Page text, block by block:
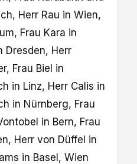
Herr Rau in Wien,
Frau Kara in
Dresden, Herr
Frau Biel in
in Linz, Herr Calis in
in Nürnberg, Frau
in Bern, Frau
Herr von Düffel in
in Basel, Wien